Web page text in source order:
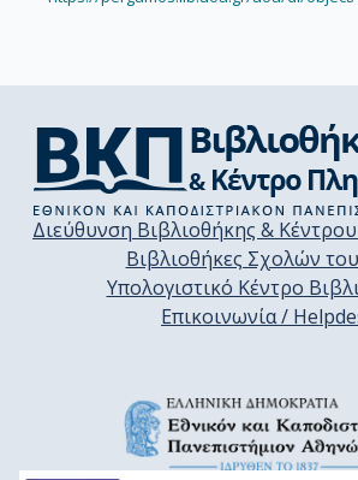
Διεύθυνση Βιβλιοθήκης &
Βιβλιοθήκες Σχολών
Υπολογιστικό Κέντρο
Επικοινωνία /